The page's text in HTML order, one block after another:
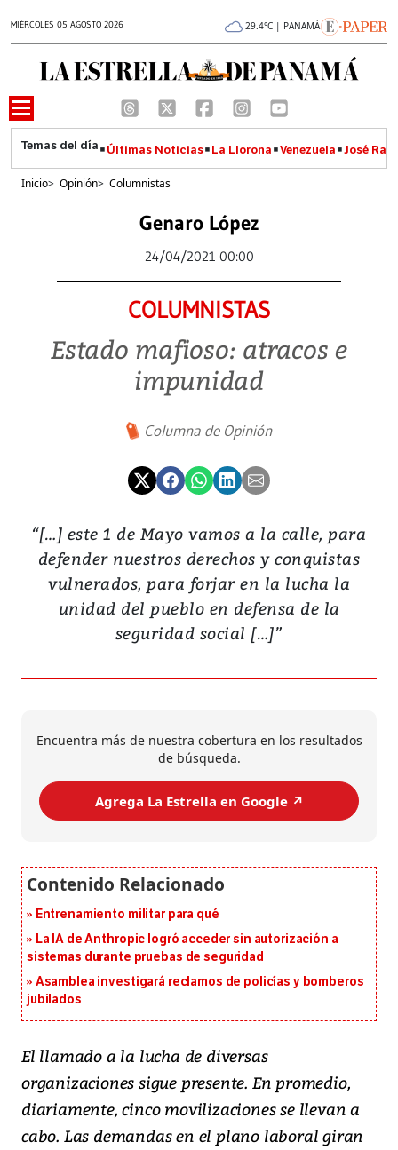
MIÉRCOLES 05 AGOSTO 2026 29.4°C | PANAMÁ
Últimas Noticias La Llorona Venezuela José
Inicio> Opinión> Columnistas
Genaro López
24/04/2021 00:00
COLUMNISTAS
Estado mafioso: atracos e
impunidad
Columna de Opinión
“[…] este 1 de Mayo vamos a la calle, para
defender nuestros derechos y conquistas
vulnerados, para forjar en la lucha la
unidad del pueblo en defensa de la
seguridad social […]”
Encuentra más de nuestra cobertura en los resultados
de búsqueda.
Agrega La Estrella en Google ↗️
Entrenamiento militar para qué
La IA de Anthropic logró acceder sin autorización a
sistemas durante pruebas de seguridad
Asamblea investigará reclamos de policías y bomberos
jubilados
El llamado a la lucha de diversas
organizaciones sigue presente. En promedio,
diariamente, cinco movilizaciones se llevan a
cabo. Las demandas en el plano laboral giran